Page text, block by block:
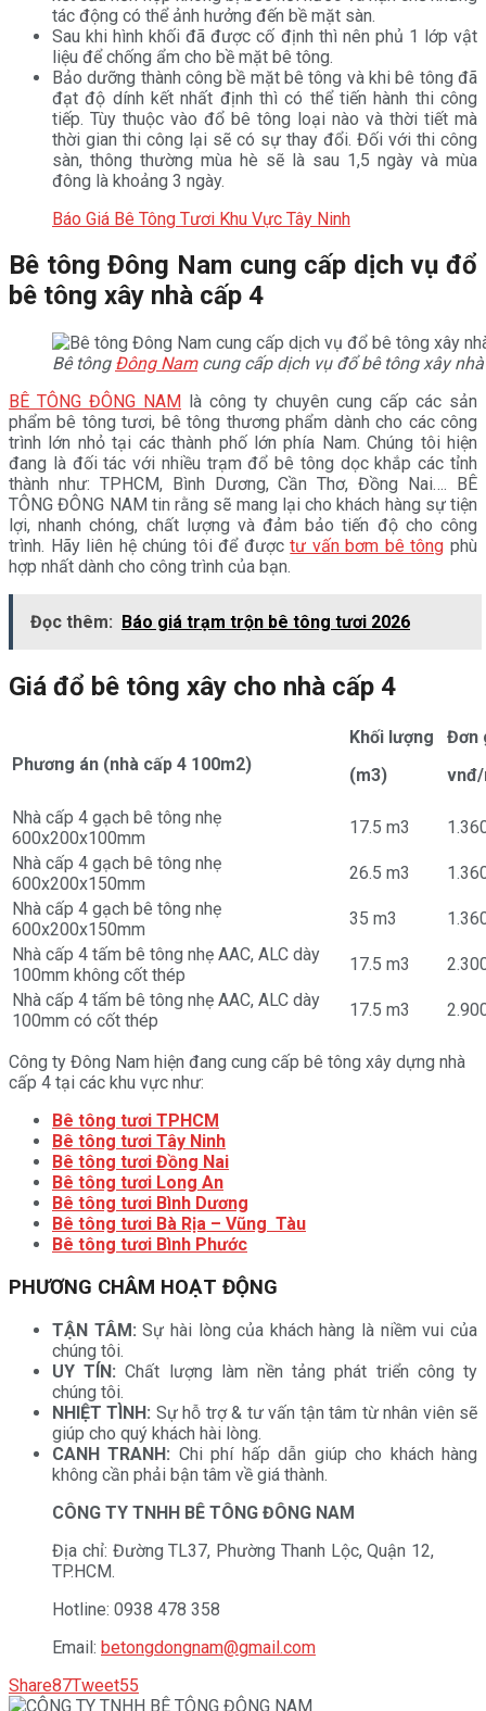
tác động có thể ảnh hưởng đến bề mặt sàn.
Sau khi hình khối đã được cố định thì nên phủ 1 lớp vật
liệu để chống ẩm cho bề mặt bê tông.
Bảo dưỡng thành công bề mặt bê tông và khi bê tông đã
đạt độ dính kết nhất định thì có thể tiến hành thi công
tiếp. Tùy thuộc vào đổ bê tông loại nào và thời tiết mà
thời gian thi công lại sẽ có sự thay đổi. Đối với thi công
sàn, thông thường mùa hè sẽ là sau 1,5 ngày và mùa
đông là khoảng 3 ngày.
Báo Giá Bê Tông Tươi Khu Vực Tây Ninh
Bê tông Đông Nam cung cấp dịch vụ đổ
bê tông xây nhà cấp 4
Bê tông Đông Namcung cấp dịch vụ đổ bê tông xây
BÊ TÔNG ĐÔNG NAM
là công ty chuyên cung cấp các sản
phẩm bê tông tươi, bê tông thương phẩm dành cho các công
trình lớn nhỏ tại các thành phố lớn phía Nam. Chúng tôi hiện
đang là đối tác với nhiều trạm đổ bê tông dọc khắp các tỉnh
thành như: TPHCM, Bình Dương, Cần Thơ, Đồng Nai…. BÊ
TÔNG ĐÔNG NAM tin rằng sẽ mang lại cho khách hàng sự tiện
lợi, nhanh chóng, chất lượng và đảm bảo tiến độ cho công
trình. Hãy liên hệ chúng tôi để đượctư vấn bơm bê tông phù
hợp nhất dành cho công trình của bạn.
Đọc thêm: Báo giá trạm trộn bê tông tươi 2026
Giá đổ bê tông xây cho nhà cấp 4
Phương án (nhà cấp 4 100m2)
Khối lượng
(m3)
Đơn
Nhà cấp 4 gạch bê tông nhẹ
600x200x100mm
17.5 m3
Nhà cấp 4 gạch bê tông nhẹ
600x200x150mm
26.5 m3
Nhà cấp 4 gạch bê tông nhẹ
600x200x150mm
35 m3
Nhà cấp 4 tấm bê tông nhẹ AAC, ALC dày
100mm không cốt thép
17.5 m3
Nhà cấp 4 tấm bê tông nhẹ AAC, ALC dày
100mm có cốt thép
17.5 m3
Công ty Đông Nam hiện đang cung cấp bê tông xây dựng nhà
cấp 4 tại các khu vực như:
Bê tông tươi TPHCM
Bê tông tươi Tây Ninh
Bê tông tươi Đồng Nai
Bê tông tươi Long An
Bê tông tươi Bình Dương
Bê tông tươi Bà Rịa – Vũng Tàu
Bê tông tươi Bình Phước
PHƯƠNG CHÂM HOẠT ĐỘNG
TẬN TÂM:Sự hài lòng của khách hàng là niềm vui của
chúng tôi.
UY TÍN:Chất lượng làm nền tảng phát triển công ty
chúng tôi.
NHIỆT TÌNH: Sự hỗ trợ & tư vấn tận tâm từ nhân viên sẽ
giúp cho quý khách hài lòng.
CANH TRANH: Chi phí hấp dẫn giúp cho khách hàng
không cần phải bận tâm về giá thành.
CÔNG TY TNHH BÊ TÔNG ĐÔNG NAM
Địa chỉ: Đường TL37, Phường Thanh Lộc, Quận 12,
TP.HCM.
Hotline: 0938 478 358
Email: betongdongnam@gmail.com
Share87Tweet55